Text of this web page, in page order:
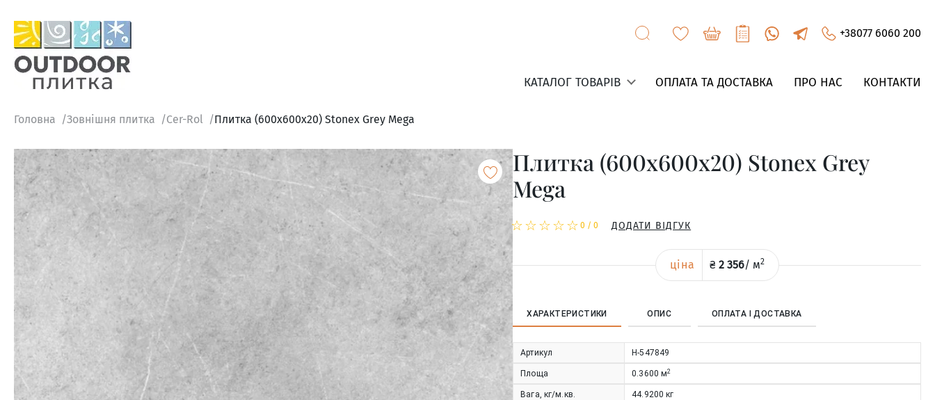
+38077 6060 200
КАТАЛОГ ТОВАРІВ ОПЛАТА ТА ДОСТАВКА ПРО НАС КОНТАКТИ
Головна Зовнішня плитка Cer-Rol Плитка (600x600x20) Stonex Grey Mega
Плитка (600x600x20) Stonex Grey
Mega
☆
★☆
★☆
★☆
★☆
★ 0 /0 ДОДАТИ ВІДГУК
ціна ₴ 2 356/ м2
ХАРАКТЕРИСТИКИ ОПИС ОПЛАТА І ДОСТАВКА
Артикул Н-547849
Площа 0.3600 м2
Вага, кг/м.кв. 44.9200 кг